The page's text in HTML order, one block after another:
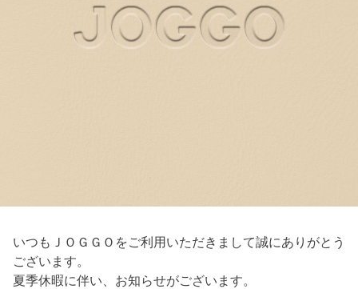
いつもＪＯＧＧＯをご利用いただきまして誠にありがとう
ございます。
夏季休暇に伴い、お知らせがございます。